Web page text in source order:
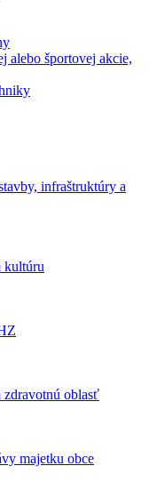
alebo športovej akcie,
infraštruktúry a
kultúru
zdravotnú oblasť
majetku obce